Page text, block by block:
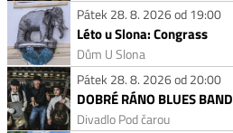
Pátek 28. 8. 2026 od 19:00
Léto u Slona: Congrass
Dům U Slona
Pátek 28. 8. 2026 od 20:00
DOBRÉ RÁNO BLUES BAND
Divadlo Pod čarou